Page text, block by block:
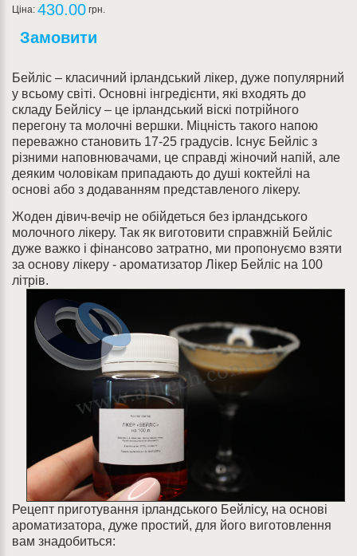
Ціна: 430.00 грн.
Замовити
Бейліс – класичний ірландський лікер, дуже популярний
у всьому світі. Основні інгредієнти, які входять до
складу Бейлісу – це ірландський віскі потрійного
перегону та молочні вершки. Міцність такого напою
переважно становить 17-25 градусів. Існує Бейліс з
різними наповнювачами, це справді жіночий напій, але
деяким чоловікам припадають до душі коктейлі на
основі або з додаванням представленого лікеру.
Жоден дівич-вечір не обійдеться без ірландського
молочного лікеру. Так як виготовити справжній Бейліс
дуже важко і фінансово затратно, ми пропонуємо взяти
за основу лікеру - ароматизатор Лікер Бейліс на 100
літрів.
Рецепт приготування ірландського Бейлісу, на основі
ароматизатора, дуже простий, для його виготовлення
вам знадобиться: